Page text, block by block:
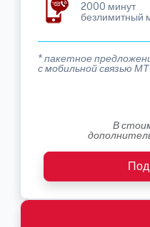
2000 минут
безлимитный
* пакетное
с мобильной связью
В